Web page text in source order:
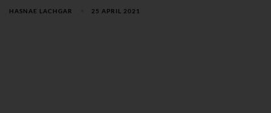
HASNAE LACHGAR 25 APRIL 2021